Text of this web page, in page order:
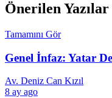
Önerilen Yazılar
Tamamını Gör
Genel İnfaz: Yatar
Av. Deniz Can Kızıl
8 ay ago